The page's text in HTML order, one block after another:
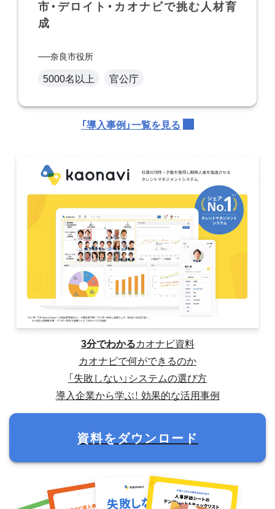
市・デロイト・カオナビで挑む人材育
成
奈良市役所
5000名以上 官公庁
「導入事例」一覧を見る
3分でわかるカオナビ資料
カオナビで何ができるのか
「失敗しない」システムの選び方
導入企業から学ぶ！ 効果的な活用事例
資料をダウンロード